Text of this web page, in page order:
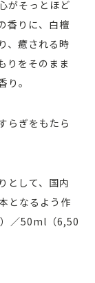
がそっとほど
香りに、白檀
、癒される時
りをそのまま
。
らぎをもたら
として、国内
となるよう作
／50ml（6,50